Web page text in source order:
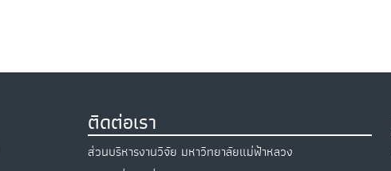
ติดต่อเรา
ส่วนบริหารงานวิจัย มหาวิทยาลัยแม่ฟ้าหลวง